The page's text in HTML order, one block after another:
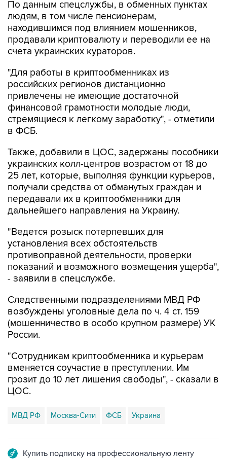
По данным спецслужбы, в обменных пунктах
людям, в том числе пенсионерам,
находившимся под влиянием мошенников,
продавали криптовалюту и переводили ее на
счета украинских кураторов.
"Для работы в криптообменниках из
российских регионов дистанционно
привлечены не имеющие достаточной
финансовой грамотности молодые люди,
стремящиеся к легкому заработку", - отметили
в ФСБ.
Также, добавили в ЦОС, задержаны пособники
украинских колл-центров возрастом от 18 до
25 лет, которые, выполняя функции курьеров,
получали средства от обманутых граждан и
передавали их в криптообменники для
дальнейшего направления на Украину.
"Ведется розыск потерпевших для
установления всех обстоятельств
противоправной деятельности, проверки
показаний и возможного возмещения ущерба",
- заявили в спецслужбе.
Следственными подразделениями МВД РФ
возбуждены уголовные дела по ч. 4 ст. 159
(мошенничество в особо крупном размере) УК
России.
"Сотрудникам криптообменника и курьерам
вменяется соучастие в преступлении. Им
грозит до 10 лет лишения свободы", - сказали в
ЦОС.
МВД РФ Москва-Сити ФСБ Украина
Купить подписку на профессиональную ленту